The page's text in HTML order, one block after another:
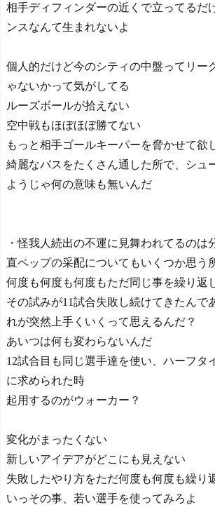
相手ディフィンダーの近くで立ってるだ
ンスなんて生まれないよ
個人的だけど今のシティの中盤ってリー
ゃないかって気がしてる
ルーズボールが拾えない
空中戦もほぼほぼ勝てない
もっと相手ゴールキーパーを脅かせて欲
綺麗なパスをたくさん通した所で、シュ
ようじゃ何の意味も無いんだ
・怪我人続出の不運に見舞われてるのは
直ペップの采配についてもいくつか思う
何度も何度も何度もただ同じ事を繰り返
その試みが11試合失敗し続けてきたんで
れが突然上手くいくって思えるんだ？
あいつは何も変わらないんだ
12試合目も同じ選手達を使い、ハーフタ
に求められた時
起用するのがウォーカー？
変化がまったくない
新しいアイデアがどこにも見えない
失敗したやり方をただ何度も何度も繰り
いっその事、若い選手を使ってみろよ